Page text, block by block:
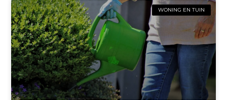
WONING EN TUIN